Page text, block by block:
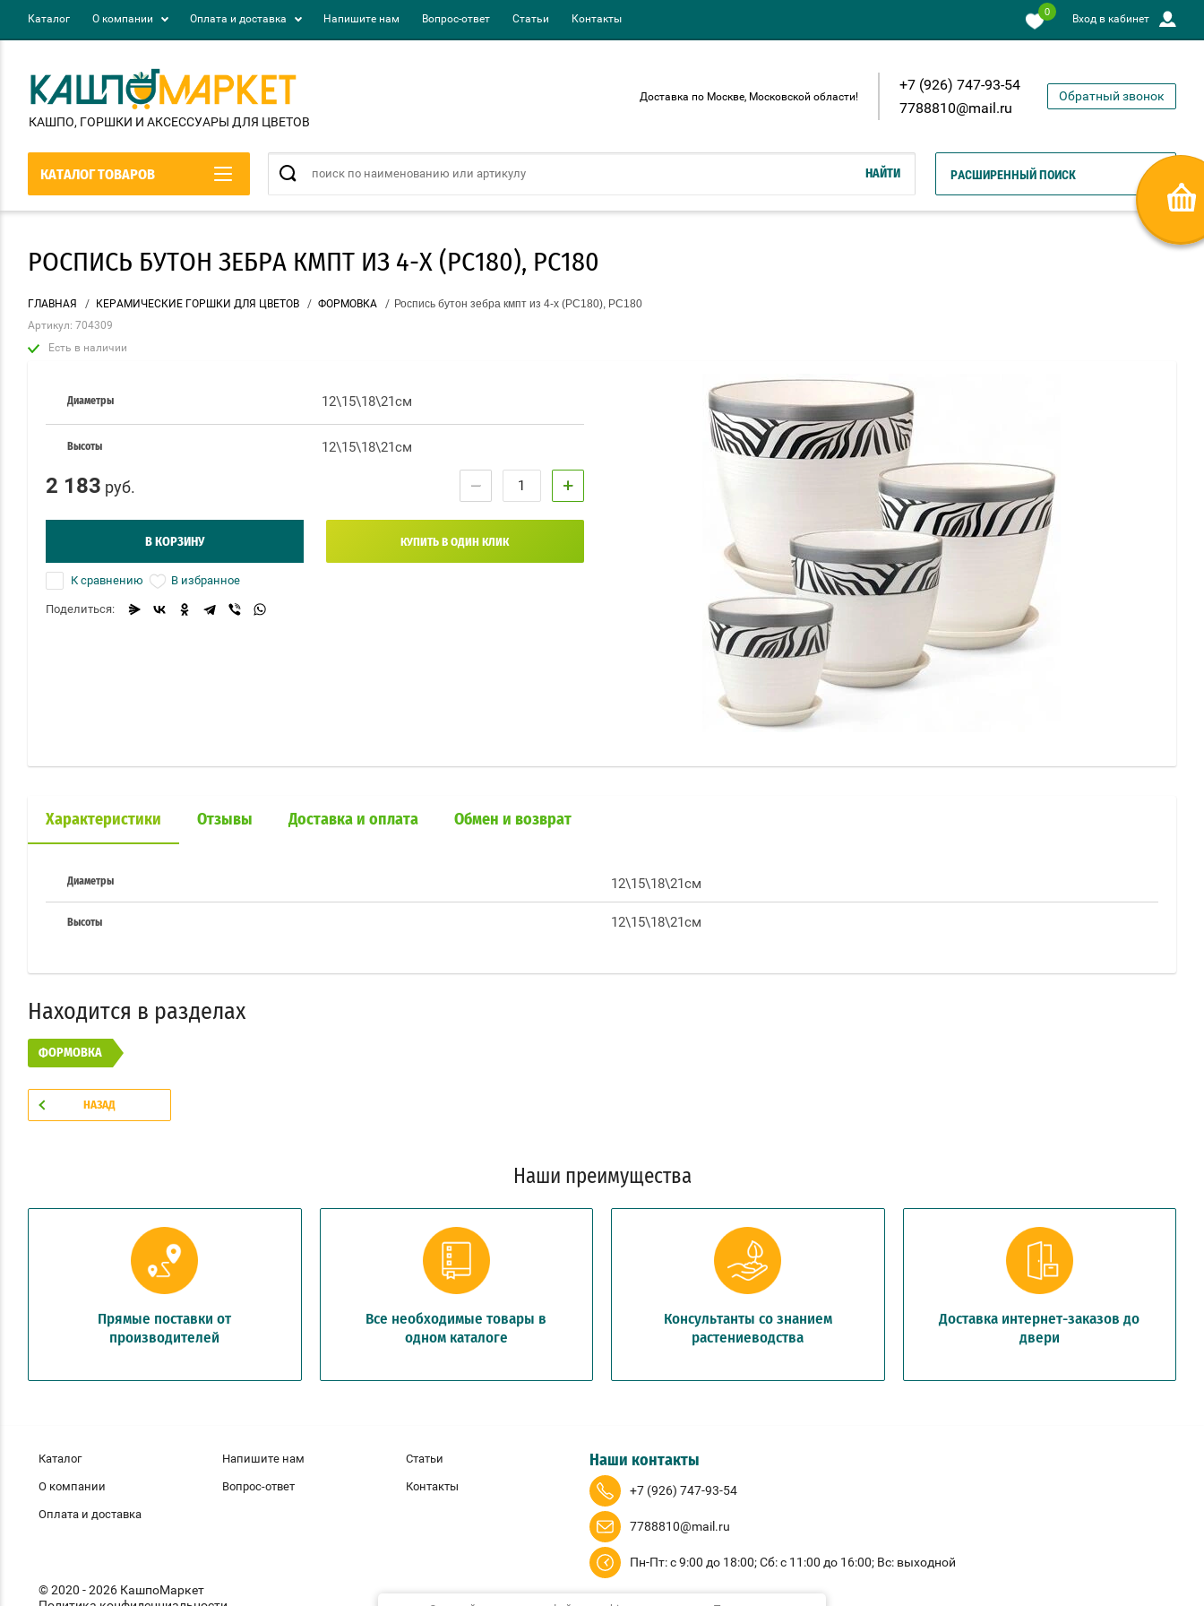
Каталог О компании Оплата и доставка Напишите нам Вопрос-ответ Статьи Контакты
0
Вход в кабинет
КАШПО, ГОРШКИ И АКСЕСCУАРЫ ДЛЯ ЦВЕТОВ
Доставка по Москве, Московской области!
+7 (926) 747-93-54
7788810@mail.ru
Обратный звонок
КАТАЛОГ ТОВАРОВ РАСШИРЕННЫЙ ПОИСК
НАЙТИ
РОСПИСЬ БУТОН ЗЕБРА КМПТ ИЗ 4-Х (РС180), РС180
ГЛАВНАЯ / КЕРАМИЧЕСКИЕ ГОРШКИ ДЛЯ ЦВЕТОВ / ФОРМОВКА / Роспись бутон зебра кмпт из 4-х (РС180), РС180
Артикул: 704309
Есть в наличии
Диаметры 12\15\18\21см
Высоты 12\15\18\21см
2 183 руб. − +
В КОРЗИНУ КУПИТЬ В ОДИН КЛИК
К сравнению В избранное
Поделиться:
Характеристики Отзывы Доставка и оплата Обмен и возврат
Диаметры 12\15\18\21см
Высоты 12\15\18\21см
Находится в разделах
ФОРМОВКА
НАЗАД
Наши преимущества
Прямые поставки от
производителей
Все необходимые товары в
одном каталоге
Консультанты со знанием
растениеводства
Доставка интернет-заказов до
двери
Каталог
О компании
Оплата и доставка
Напишите нам
Вопрос-ответ
Статьи
Контакты
Наши контакты
+7 (926) 747-93-54
7788810@mail.ru
Пн-Пт: с 9:00 до 18:00; Сб: с 11:00 до 16:00; Вс: выходной
© 2020 - 2026 КашпоМаркет